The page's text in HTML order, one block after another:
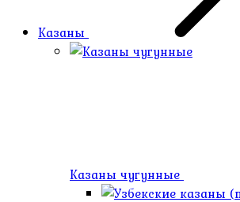
Казаны
Казаны чугунные